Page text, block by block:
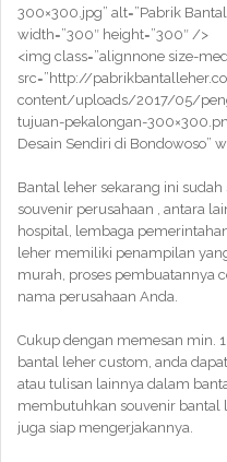
300×300.jpg” alt=”Pabrik
width=”300″ height=”300″ />
<img class=”alignnone size-
src=”http://
content/uploads/2017/05/
tujuan-pekalongan-
Desain Sendiri di Bondowoso”
Bantal leher sekarang ini
souvenir perusahaan , antara
hospital, lembaga
leher memiliki penampilan
murah, proses pembuatannya
nama perusahaan Anda.
Cukup dengan memesan min.
bantal leher custom, anda
atau tulisan lainnya dalam
membutuhkan souvenir bantal
juga siap mengerjakannya.